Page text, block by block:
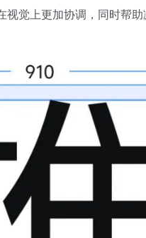
觉上更加协调，同时帮